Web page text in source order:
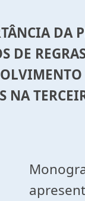
DA
DE
NA